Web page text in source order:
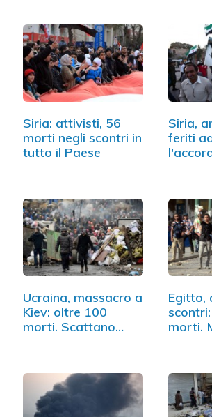
Siria: attivisti, 56
morti negli scontri in
tutto il Paese
Siria,
feriti
Ucraina, massacro a
Kiev: oltre 100
morti. Scattano…
Egitto,
morti.